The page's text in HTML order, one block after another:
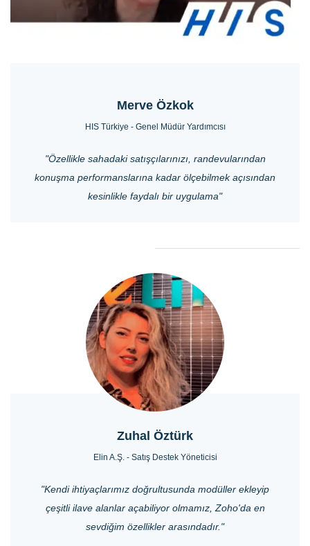
Merve Özkok
HIS Türkiye - Genel Müdür Yardımcısı
"Özellikle sahadakisatışçılarınızı, randevularından
konuşma performanslarına kadar ölçebilmek açısından
kesinlikle faydalı bir uygulama"
Zuhal Öztürk
Elin A.Ş. - Satış Destek Yöneticisi
"Kendi ihtiyaçlarımız doğrultusunda modüller ekleyip
çeşitli ilave alanlar açabiliyor olmamız, Zoho'da en
sevdiğim özellikler arasındadır."